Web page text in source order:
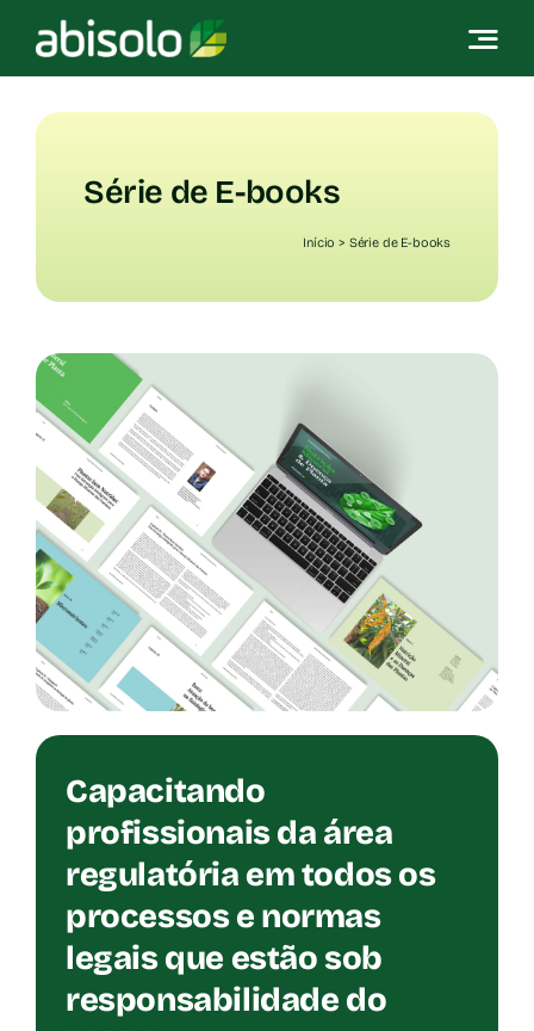
content
Série de E-books
Início > Série de E-books
Capacitando
profissionais da área
regulatória em todos os
processos e normas
legais que estão sob
responsabilidade do